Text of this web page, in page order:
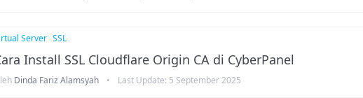
Server SSL
Install SSL Cloudflare Origin CA di CyberPanel
Dinda Fariz Alamsyah • Last Update: 5 September 2025